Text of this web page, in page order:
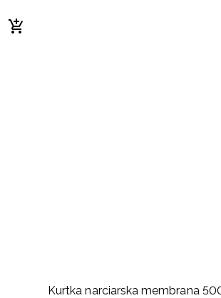
Kurtka narciarska membrana